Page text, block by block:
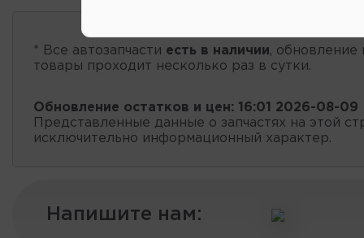
* Все автозапчасти есть в наличии, обновление
товары проходит несколько раз в сутки.
Обновление остатков и цен: 16:01 2026-08-09
Представленные данные о запчастях на этой
исключительно информационный характер.
Напишите нам: